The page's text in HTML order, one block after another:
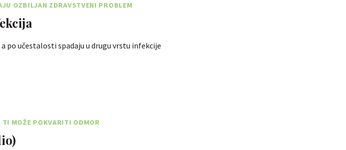
OZBILJAN ZDRAVSTVENI PROBLEM
po učestalosti spadaju u drugu vrstu infekcije
TI MOŽE POKVARITI ODMOR